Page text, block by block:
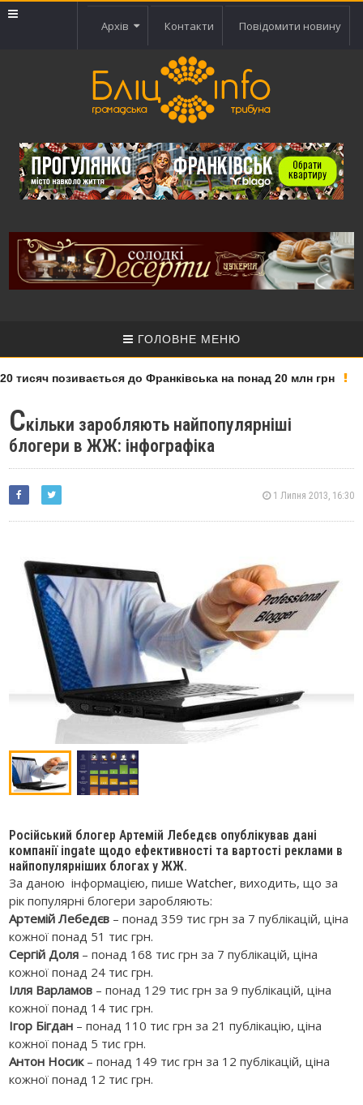
Архів Контакти Повідомити новину
ГОЛОВНЕ МЕНЮ
позивається до Франківська на понад 20 млн грн
Скільки заробляють найпопулярніші
блогери в ЖЖ: інфографіка
1 Липня 2013, 16:30
Російський блогер Артемій Лебедєв опублікував дані
компанії ingate щодо ефективності та вартості реклами в
найпопулярніших блогах у ЖЖ.
За даною інформацією, пишеWatcher, виходить, що за
рік популярні блогери заробляють:
Артемій Лебедєв – понад 359 тис грн за 7 публікацій, ціна
кожної понад 51 тис грн.
Сергій Доля – понад 168 тис грн за 7 публікацій, ціна
кожної понад 24 тис грн.
Ілля Варламов – понад 129 тис грн за 9 публікацій, ціна
кожної понад 14 тис грн.
Ігор Бігдан – понад 110 тис грн за 21 публікацію, ціна
кожної понад 5 тис грн.
Антон Носик– понад 149 тис грн за 12 публікацій, ціна
кожної понад 12 тис грн.